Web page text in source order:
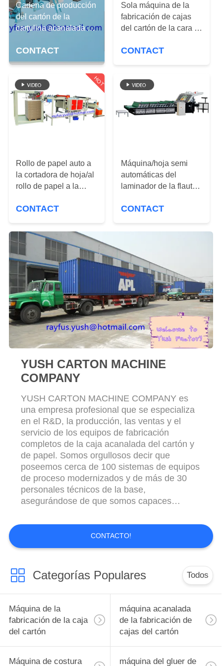
CONTROL
DE
CALIDAD
ÉNTRENOS
EN
CONTACTO
NOTICIAS
UNA
CITA
MAPA
DEL
SITIO
PRIVACY
POLICY
Cadena de producción
del cartón de la
cartulina acanalada 3 5
de 7 capas
CONTACT
Sola máquina de la
fabricación de cajas
del cartón de la cara a
rodar/máquina de la
CONTACT
HOT
Rollo de papel auto a
la cortadora de hoja/al
rollo de papel a la
CONTACT
Máquina/hoja semi
automáticas del
laminador de la flauta
que lamina
CONTACT
YUSH CARTON MACHINE
COMPANY
YUSH CARTON MACHINE COMPANY es
una empresa profesional que se especializa
en el R&D, la producción, las ventas y el
servicio de los equipos de fabricación
completos de la caja acanalada del cartón y
de papel. Somos orgullosos decir que
poseemos cerca de 100 sistemas de equipos
de proceso modernizados y de más de 30
personales técnicos de la base,
asegurándose de que somos capaces
equipos con diseño razonable y calidad de
primera calidad así como que mejoran
nuestra competitividad entre contrapartes.
R&D de alta ...
CONTACTO!
Categorías Populares Todos
Máquina de la
fabricación de la caja
del cartón
máquina acanalada
de la fabricación de
cajas del cartón
Máquina de costura máquina del gluer de